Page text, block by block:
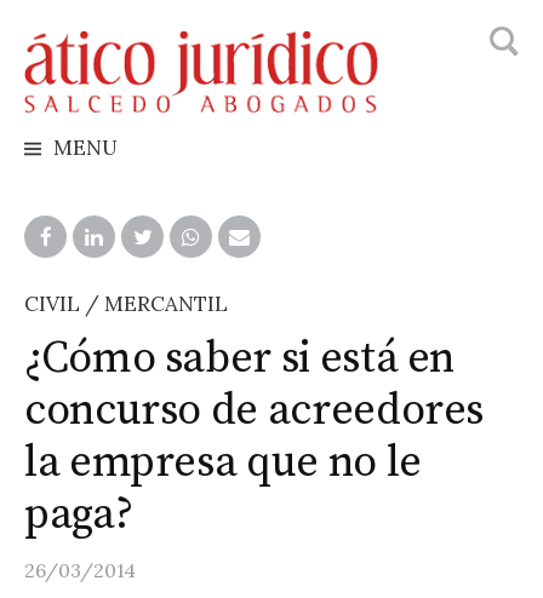
to
content
MENU
CIVIL / MERCANTIL
¿Cómo saber si está en
concurso de acreedores
la empresa que no le
paga?
26/03/2014